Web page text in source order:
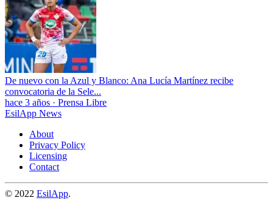
De nuevo con la Azul y Blanco: Ana Lucía Martínez recibe
convocatoria de la Sele...
hace 3 años · Prensa Libre
EsilApp News
About
Privacy Policy
Licensing
Contact
© 2022 EsilApp.